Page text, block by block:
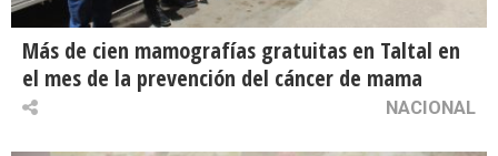
Más de cien mamografías gratuitas en Taltal en
el mes de la prevención del cáncer de mama
NACIONAL